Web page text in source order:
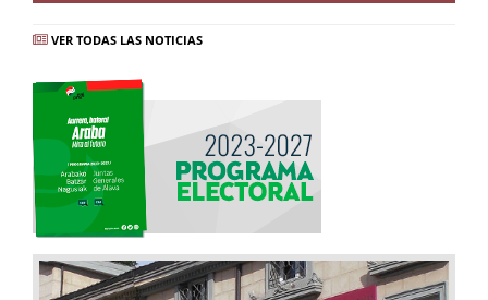
VER TODAS LAS NOTICIAS